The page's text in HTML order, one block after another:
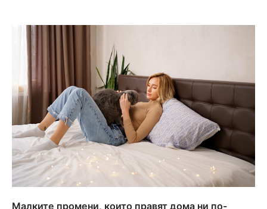
Малките промени, които правят дома ни по-